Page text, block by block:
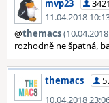
mvp23
3421
11.04.2018
@themacs
rozhodně ne špatná,
themacs
10.04.2018